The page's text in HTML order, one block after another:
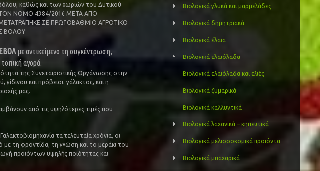
καθώς και των χωριών του Δυτικού
ΤΟΝ ΝΟΜΟ 4384/2016 ΜΕΤΑ ΑΠΟ
ΣΕ ΠΡΩΤΟΒΑΘΜΙΟ ΑΓΡΟΤΙΚΟ
ΒΟΛΟΥ
ΕΒΟΛ με αντικείμενο τη συγκέντρωση,
αγορά.
της Συνεταιριστικής Οργάνωσης στην
γίδινου και πρόβειου γάλακτος, και η
μας.
από τις υψηλότερες τιμές που
τα τελευταία χρόνια, οι
τη φροντίδα, τη γνώση και το μεράκι του
προϊόντων υψηλής ποιότητας και
Βιολογικά γλυκά και μαρμελάδες
Βιολογικά δημητριακά
Βιολογικά έλαια
Βιολογικά ελαιόλαδα
Βιολογικά ελαιόλαδα και ελιές
Βιολογικά ζυμαρικά
Βιολογικά καλλυντικά
Βιολογικά λαχανικά – κηπευτικά
Βιολογικά μελισσοκομικά προιόντα
Βιολογικά μπαχαρικά